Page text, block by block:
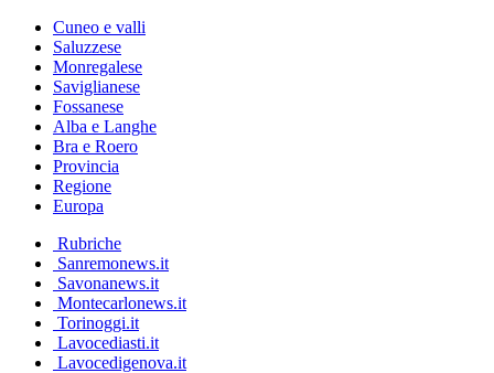
Cuneo e valli
Saluzzese
Monregalese
Saviglianese
Fossanese
Alba e Langhe
Bra e Roero
Provincia
Regione
Europa
Rubriche
Sanremonews.it
Savonanews.it
Montecarlonews.it
Torinoggi.it
Lavocediasti.it
Lavocedigenova.it